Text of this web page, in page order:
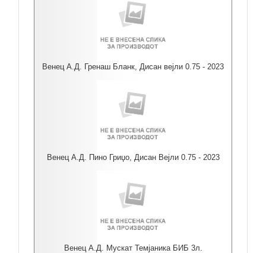
Венец А.Д. Гренаш Бланк, Дисан вејли 0.75 - 2023
Венец А.Д. Пино Гриџо, Дисан Вејли 0.75 - 2023
Венец А.Д. Мускат Темјаника БИБ 3л.